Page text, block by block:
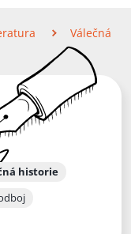
Válečná
historie